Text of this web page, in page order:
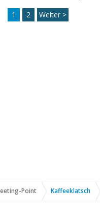
1 2 Weiter >
Point Kaffeeklatsch